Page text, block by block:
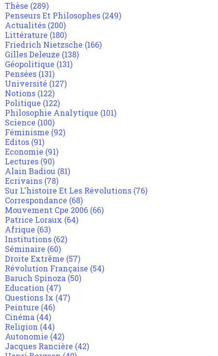
Thèse (289)
Penseurs Et Philosophes (249)
Actualités (200)
Littérature (180)
Friedrich Nietzsche (166)
Gilles Deleuze (138)
Géopolitique (131)
Pensées (131)
Université (127)
Notions (122)
Politique (122)
Philosophie Analytique (101)
Science (100)
Féminisme (92)
Editos (91)
Economie (91)
Lectures (90)
Alain Badiou (81)
Ecrivains (78)
Sur L'histoire Et Les Révolutions (76)
Correspondance (68)
Mouvement Cpe 2006 (66)
Patrice Loraux (64)
Afrique (63)
Institutions (62)
Séminaire (60)
Droite Extrême (57)
Révolution Française (54)
Baruch Spinoza (50)
Education (47)
Questions Ix (47)
Peinture (46)
Cinéma (44)
Religion (44)
Autonomie (42)
Jacques Rancière (42)